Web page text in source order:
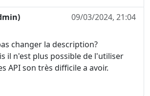
09/03/2024, 21:04
changer la description?
il n'est plus possible de l'utiliser
API son très difficile a avoir.